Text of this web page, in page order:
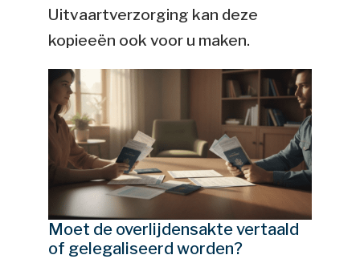
Uitvaartverzorging kan deze
kopieeën ook voor u maken.
Moet de overlijdensakte vertaald
of gelegaliseerd worden?